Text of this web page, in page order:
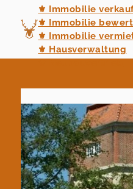
⚜ Immobilie
⚜ Immobilie
⚜ Immobilie
⚜ Hausverwaltung